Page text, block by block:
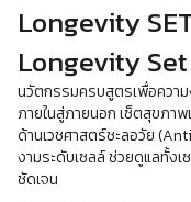
Longevity
Longevity Set
นวัตกรรมครบสูตรเพื่อควา
ภายในสู่ภายนอก เซ็ตสุขภา
ด้านเวชศาสตร์ชะลอวัย
งามระดับเซลล์ ช่วยดูแลทั้
ชัดเจน